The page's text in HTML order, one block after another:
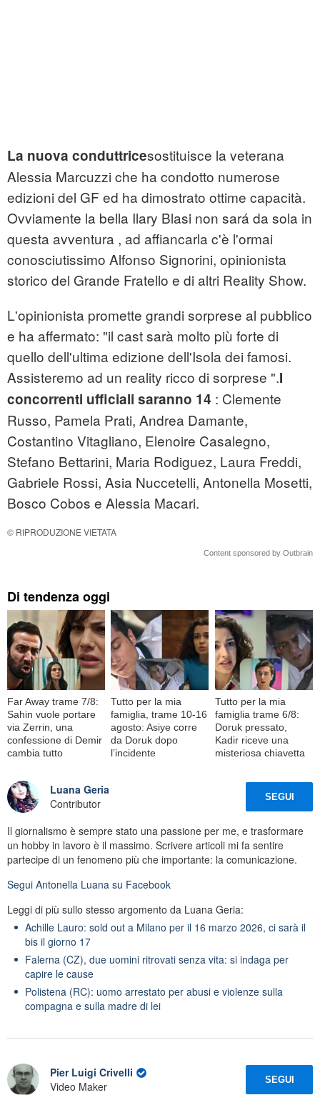
La nuova conduttricesostituisce la veterana
Alessia Marcuzzi che ha condotto numerose
edizioni del GF ed ha dimostrato ottime capacità.
Ovviamente la bella Ilary Blasi non sará da sola in
questa avventura , ad affiancarla c'è l'ormai
conosciutissimo Alfonso Signorini, opinionista
storico del Grande Fratello e di altri Reality Show.
L'opinionista promette grandi sorprese al pubblico
e ha affermato: "il cast sarà molto più forte di
quello dell'ultima edizione dell'Isola dei famosi.
Assisteremo ad un reality ricco di sorprese ".I
concorrenti ufficiali saranno 14 : Clemente
Russo, Pamela Prati, Andrea Damante,
Costantino Vitagliano, Elenoire Casalegno,
Stefano Bettarini, Maria Rodiguez, Laura Freddi,
Gabriele Rossi, Asia Nuccetelli, Antonella Mosetti,
Bosco Cobos e Alessia Macari.
© RIPRODUZIONE VIETATA
Content sponsored by Outbrain
Di tendenza oggi
Far Away trame 7/8:
Sahin vuole portare
via Zerrin, una
confessione di Demir
cambia tutto
Tutto per la mia
famiglia, trame 10-16
agosto: Asiye corre
da Doruk dopo
l’incidente
Tutto per la mia
famiglia trame 6/8:
Doruk pressato,
Kadir riceve una
misteriosa chiavetta
Luana Geria
Contributor
SEGUI
Il giornalismo è sempre stato una passione per me, e trasformare
un hobby in lavoro è il massimo. Scrivere articoli mi fa sentire
partecipe di un fenomeno più che importante: la comunicazione.
Segui Antonella Luana su Facebook
Leggi di più sullo stesso argomento da Luana Geria:
Achille Lauro: sold out a Milano per il 16 marzo 2026, ci sarà il
bis il giorno 17
Falerna (CZ), due uomini ritrovati senza vita: si indaga per
capire le cause
Polistena (RC): uomo arrestato per abusi e violenze sulla
compagna e sulla madre di lei
Pier Luigi Crivelli
Video Maker
SEGUI